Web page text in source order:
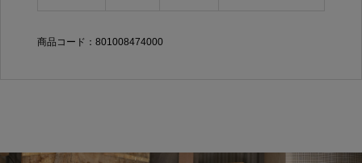
商品コード：801008474000